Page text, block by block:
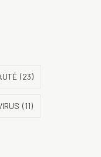
(23)
(11)